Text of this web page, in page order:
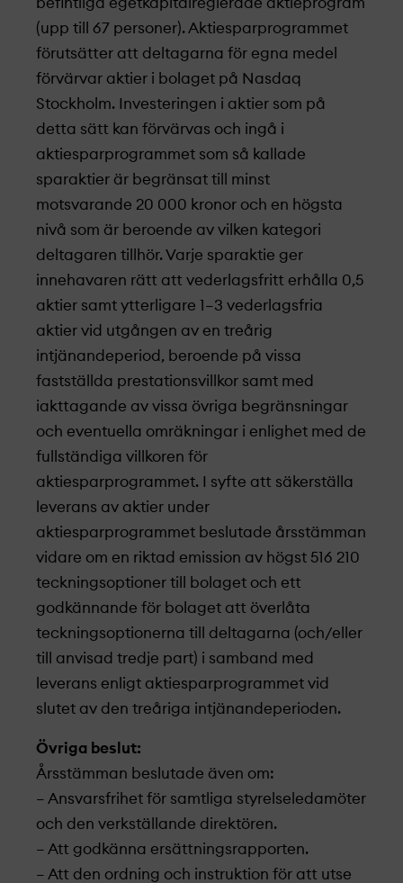
befintliga egetkapitalreglerade aktieprogram
(upp till 67 personer). Aktiesparprogrammet
förutsätter att deltagarna för egna medel
förvärvar aktier i bolaget på Nasdaq
Stockholm. Investeringen i aktier som på
detta sätt kan förvärvas och ingå i
aktiesparprogrammet som så kallade
sparaktier är begränsat till minst
motsvarande 20 000 kronor och en högsta
nivå som är beroende av vilken kategori
deltagaren tillhör. Varje sparaktie ger
innehavaren rätt att vederlagsfritt erhålla 0,5
aktier samt ytterligare 1–3 vederlagsfria
aktier vid utgången av en treårig
intjänandeperiod, beroende på vissa
fastställda prestationsvillkor samt med
iakttagande av vissa övriga begränsningar
och eventuella omräkningar i enlighet med de
fullständiga villkoren för
aktiesparprogrammet. I syfte att säkerställa
leverans av aktier under
aktiesparprogrammet beslutade årsstämman
vidare om en riktad emission av högst 516 210
teckningsoptioner till bolaget och ett
godkännande för bolaget att överlåta
teckningsoptionerna till deltagarna (och/eller
till anvisad tredje part) i samband med
leverans enligt aktiesparprogrammet vid
slutet av den treåriga intjänandeperioden.
Övriga beslut:
Årsstämman beslutade även om:
– Ansvarsfrihet för samtliga styrelseledamöter
och den verkställande direktören.
– Att godkänna ersättnings­rapporten.
– Att den ordning och instruktion för att utse